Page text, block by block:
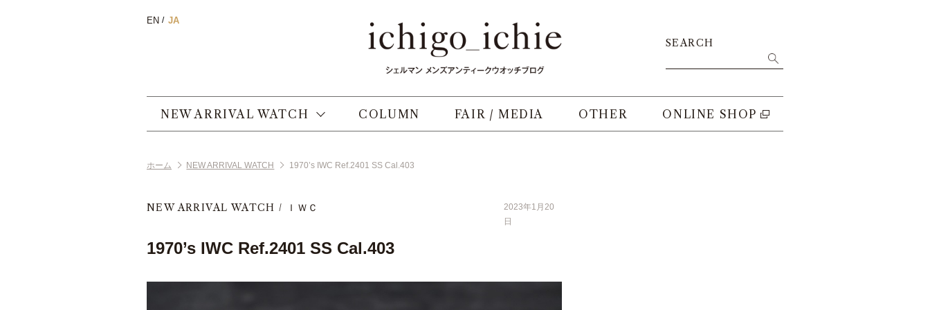
SEARCH
NEW ARRIVAL WATCH COLUMN FAIR / MEDIA OTHER ONLINE SHOP
ホーム NEW ARRIVAL WATCH 1970’s IWC Ref.2401 SS Cal.403
NEW ARRIVAL WATCH ＩＷＣ
2023年1月20
日
1970’s IWC Ref.2401 SS Cal.403
EN JA